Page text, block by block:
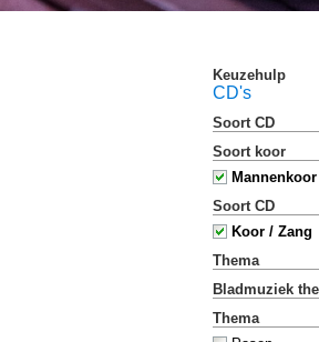
Keuzehulp
CD's
Soort CD
Soort koor
Mannenkoor
Soort CD
Koor / Zang
Thema
Bladmuziek
Thema